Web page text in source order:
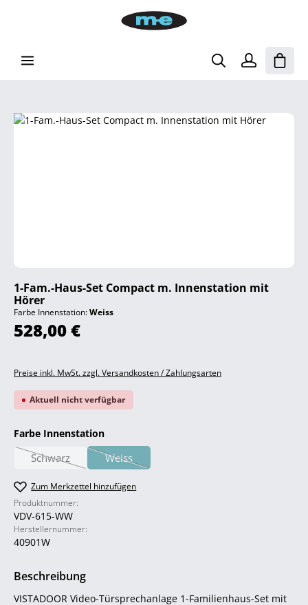
Zum Hauptinhalt springen
Bildergalerie überspringen
1-Fam.-Haus-Set Compact m. Innenstation mit
Hörer
Farbe Innenstation:Weiss
Regulärer Preis:
528,00 €
Preise inkl. MwSt. zzgl. Versandkosten / Zahlungsarten
Aktuell nicht verfügbar
Farbe Innenstationauswählen
Schwarz
(Diese Option ist zurzeit nicht verfügbar.)
Weiss
(Diese Option ist zurzeit nicht verfügbar.)
Zum Merkzettel hinzufügen
Produktnummer:
VDV-615-WW
Herstellernummer:
40901W
Beschreibung
VISTADOOR Video-Türsprechanlage 1-Familienhaus-Set mit